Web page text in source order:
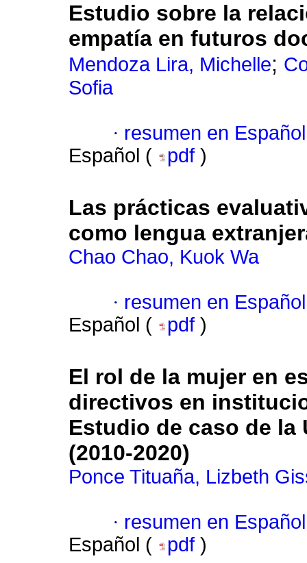
Estudio sobre la
empatía en futuros
Mendoza Lira, Michelle;
Sofia
· resumen en Español
Español (
pdf )
Las prácticas
como lengua
Chao Chao, Kuok Wa
· resumen en Español
Español (
pdf )
El rol de la mujer en
directivos en
Estudio de caso de la
(2010-2020)
Ponce Tituaña, Lizbeth
· resumen en Español
Español (
pdf )